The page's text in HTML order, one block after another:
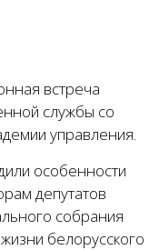
встреча
службы со
управления.
особенности
депутатов
собрания
белорусского